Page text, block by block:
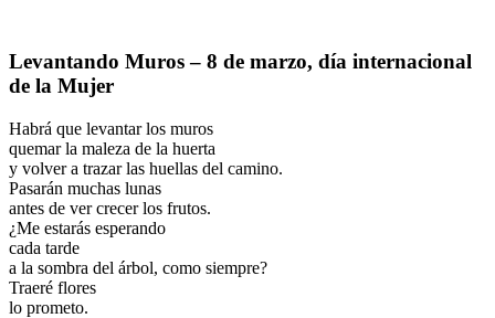
Levantando Muros – 8 de marzo, día internacional
de la Mujer
Habrá que levantar los muros
quemar la maleza de la huerta
y volver a trazar las huellas del camino.
Pasarán muchas lunas
antes de ver crecer los frutos.
¿Me estarás esperando
cada tarde
a la sombra del árbol, como siempre?
Traeré flores
lo prometo.